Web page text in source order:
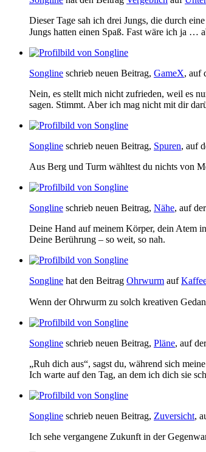
Dieser Tage sah ich drei Jungs, die durch
Jungs hatten einen Spaß. Fast wäre ich ja …
Songline schrieb neuen Beitrag, GameX, auf
Nein, es stellt mich nicht zufrieden, weil es
sagen. Stimmt. Aber ich mag nicht mit dir
Songline schrieb neuen Beitrag, Spuren, auf
Aus Berg und Turm wähltest du nichts von
Songline schrieb neuen Beitrag, Nähe, auf
Deine Hand auf meinem Körper, dein Atem
Deine Berührung – so weit, so nah.
Songline hat den Beitrag Ohrwurm auf
Wenn der Ohrwurm zu solch kreativen
Songline schrieb neuen Beitrag, Pläne, auf
„Ruh dich aus“, sagst du, während sich
Ich warte auf den Tag, an dem ich dich sie
Songline schrieb neuen Beitrag, Zuversicht,
Ich sehe vergangene Zukunft in der